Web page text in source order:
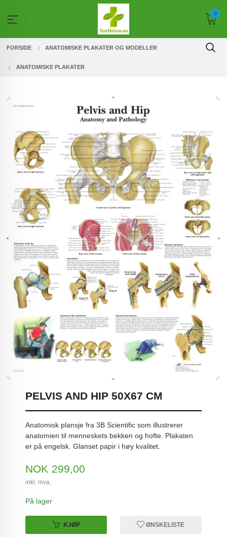
innholdet
0
FORSIDE ANATOMISKE PLAKATER OG MODELLER
ANATOMISKE PLAKATER
PELVIS AND HIP 50X67 CM
Anatomisk plansje fra 3B Scientific som illustrerer
anatomien til menneskets bekken og hofte. Plakaten
er på engelsk. Glanset papir i høy kvalitet.
Pris
NOK 299,00
inkl. mva.
På lager
KJØP ØNSKELISTE